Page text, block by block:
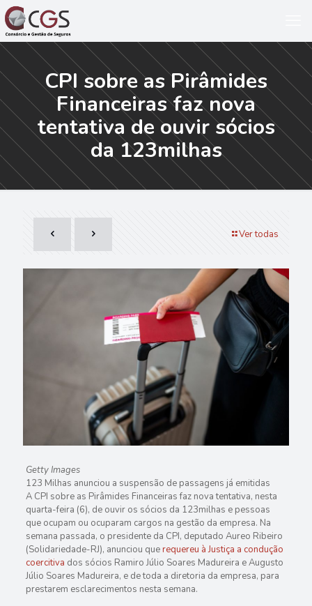
CPI sobre as Pirâmides
Financeiras faz nova
tentativa de ouvir sócios
da 123milhas
Ver todas
Getty Images
123 Milhas anunciou a suspensão de passagens já emitidas
A CPI sobre as Pirâmides Financeiras faz nova tentativa, nesta
quarta-feira (6), de ouvir os sócios da 123milhas e pessoas
que ocupam ou ocuparam cargos na gestão da empresa. Na
semana passada, o presidente da CPI, deputado Aureo Ribeiro
(Solidariedade-RJ), anunciou querequereu à Justiça a condução
coercitiva dos sócios Ramiro Júlio Soares Madureira e Augusto
Júlio Soares Madureira, e de toda a diretoria da empresa, para
prestarem esclarecimentos nesta semana.